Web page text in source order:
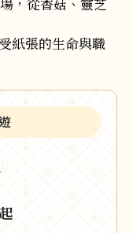
，從香菇、靈芝
紙張的生命與職